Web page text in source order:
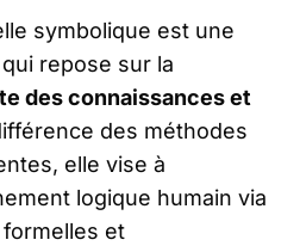
symbolique est une
repose sur la
des connaissances et
des méthodes
elle vise à
logique humain via
et